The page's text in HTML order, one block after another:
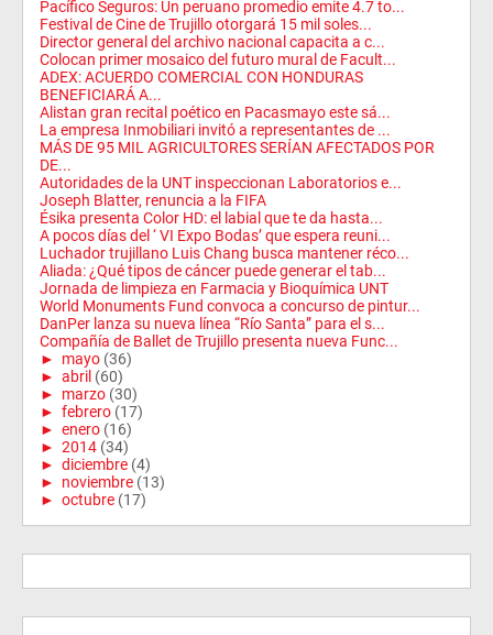
Pacífico Seguros: Un peruano promedio emite 4.7 to...
Festival de Cine de Trujillo otorgará 15 mil soles...
Director general del archivo nacional capacita a c...
Colocan primer mosaico del futuro mural de Facult...
ADEX: ACUERDO COMERCIAL CON HONDURAS
BENEFICIARÁ A...
Alistan gran recital poético en Pacasmayo este sá...
La empresa Inmobiliari invitó a representantes de ...
MÁS DE 95 MIL AGRICULTORES SERÍAN AFECTADOS POR
DE...
Autoridades de la UNT inspeccionan Laboratorios e...
Joseph Blatter, renuncia a la FIFA
Ésika presenta Color HD: el labial que te da hasta...
A pocos días del ‘ VI Expo Bodas’ que espera reuni...
Luchador trujillano Luis Chang busca mantener réco...
Aliada: ¿Qué tipos de cáncer puede generar el tab...
Jornada de limpieza en Farmacia y Bioquímica UNT
World Monuments Fund convoca a concurso de pintur...
DanPer lanza su nueva línea “Río Santa” para el s...
Compañía de Ballet de Trujillo presenta nueva Func...
► mayo (36)
► abril (60)
► marzo (30)
► febrero (17)
► enero (16)
► 2014 (34)
► diciembre (4)
► noviembre (13)
► octubre (17)